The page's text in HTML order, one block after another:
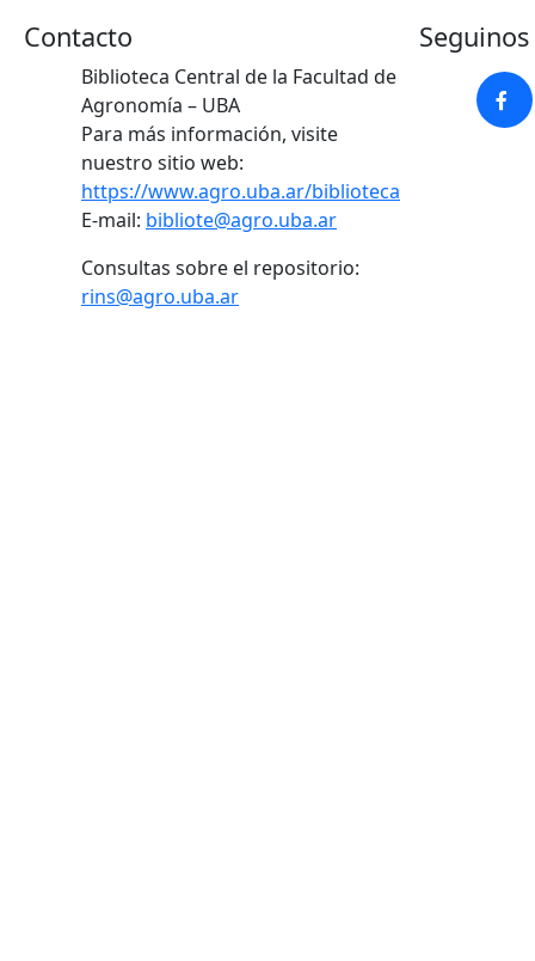
Contacto
Biblioteca Central de la Facultad de
Agronomía – UBA
Para más información, visite
nuestro sitio web:
https://www.agro.uba.ar/biblioteca
E-mail: bibliote@agro.uba.ar
Consultas sobre el repositorio:
rins@agro.uba.ar